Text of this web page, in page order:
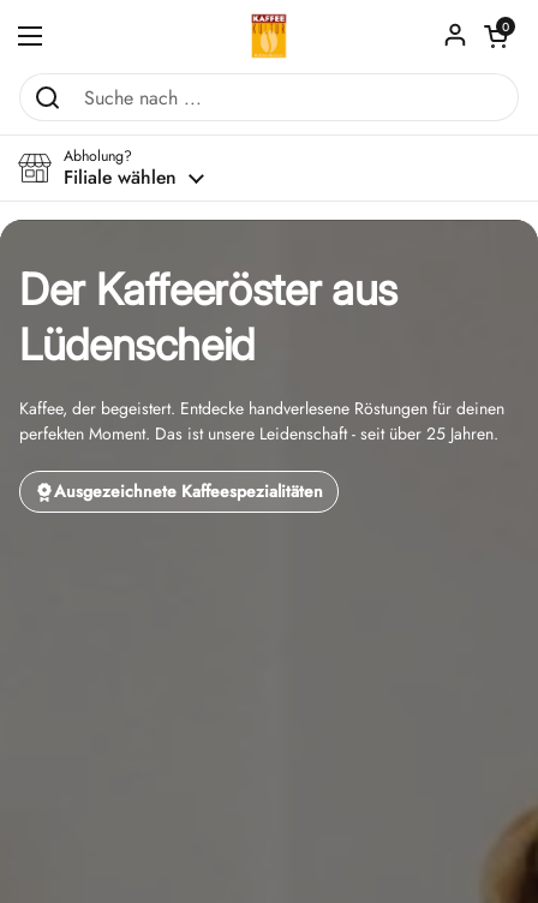
Menü öffnen
Warenkorb
0
Abholung?
Filiale wählen
Der Kaffeeröster aus
Lüdenscheid
Kaffee, der begeistert. Entdecke handverlesene Röstungen für deinen
perfekten Moment. Das ist unsere Leidenschaft - seit über 25 Jahren.
Ausgezeichnete Kaffeespezialitäten